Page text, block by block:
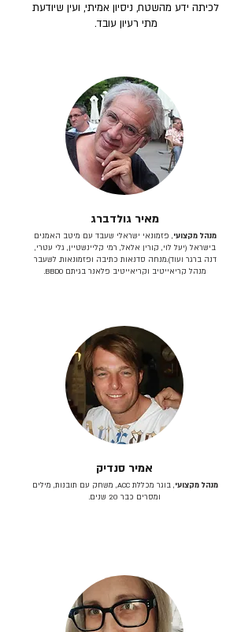
לכיתה ידע מהשטח, ניסיון אמיתי, ועין שיודעת
מתי רעיון עובד.
מאיר גולדברג
מנהל מקצועי, פזמונאי ישראלי שעבד עם מיטב האמנים
בישראל (יעל לוי, קורין אלאל, רמי קליינשטיין, גלי עטרי,
דנה ברגר ועוד).מנחה סדנאות כתיבה ופזמונאות. לשעבר
מנהל קריאייטיב וקריאייטיב פלאנר בגיתם BBDO.
אמיר סנדיק
מנהל מקצועי
, בוגר מכללת ACC, משחק עם תובנות, מילים
ומסרים כבר 20 שנים.